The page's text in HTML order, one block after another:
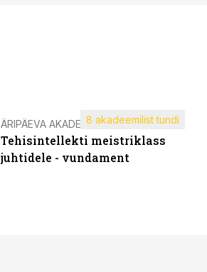
ÄRIPÄEVA AKADEEMIA
Tehisintellekti meistriklass
juhtidele - vundament
8 akadeemilist tundi